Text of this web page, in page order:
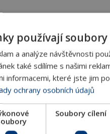
používají soubory
a analýze návštěvnosti
také sdílíme s našimi
informacemi, které jste jim
ochrany osobních údajů
Soubory cílení